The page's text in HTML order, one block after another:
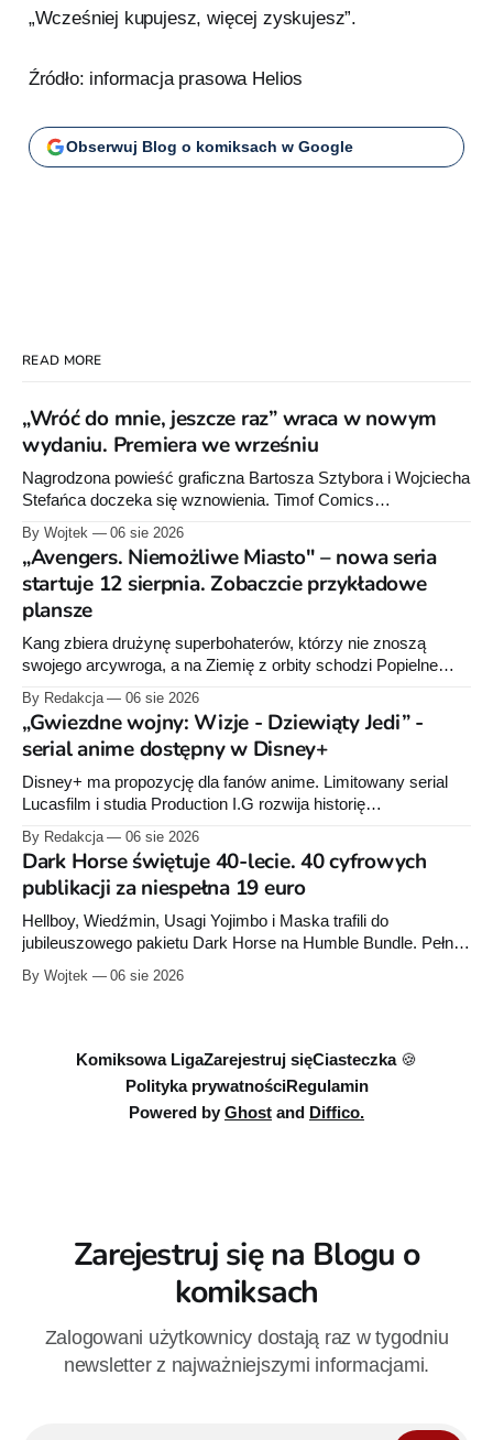
„Wcześniej kupujesz, więcej zyskujesz”.
Źródło: informacja prasowa Helios
Obserwuj Blog o komiksach w Google
READ MORE
„Wróć do mnie, jeszcze raz” wraca w nowym
wydaniu. Premiera we wrześniu
Nagrodzona powieść graficzna Bartosza Sztybora i Wojciecha
Stefańca doczeka się wznowienia. Timof Comics
raz”, którego pierwsze wydanie ukazało się w 2015 roku.
By Wojtek 06 sie 2026
„Avengers. Niemożliwe Miasto" – nowa seria
startuje 12 sierpnia. Zobaczcie przykładowe
plansze
Kang zbiera drużynę superbohaterów, którzy nie znoszą
swojego arcywroga, a na Ziemię z orbity schodzi Popielne
serii Avengers autorstwa Jeda MacKaya trafia do sklepów 12
sierpnia. Rzućcie okiem na przykładowe plansze.
By Redakcja 06 sie 2026
„Gwiezdne wojny: Wizje - Dziewiąty Jedi” -
serial anime dostępny w Disney+
Disney+ ma propozycję dla fanów anime. Limitowany serial
Lucasfilm i studia Production I.G rozwija historię
oraz „Dziewiąty Jedi: Dziecko nadziei" z serii „Gwiezdne
wojny: Wizje”. Wszystkie osiem odcinków jest już dostępnych
w Disney+.
By Redakcja 06 sie 2026
Dark Horse świętuje 40-lecie. 40 cyfrowych
publikacji za niespełna 19 euro
Hellboy, Wiedźmin, Usagi Yojimbo i Maska trafili do
jubileuszowego pakietu Dark Horse na Humble Bundle. Pełny
euro. Oferta kończy się 13 sierpnia.
By Wojtek 06 sie 2026
Komiksowa LigaZarejestruj sięCiasteczka 🍪
Polityka prywatnościRegulamin
Powered by Ghost and Diffico.
Zarejestruj się na Blogu o
komiksach
Zalogowani użytkownicy dostają raz w tygodniu
newsletter z najważniejszymi informacjami.